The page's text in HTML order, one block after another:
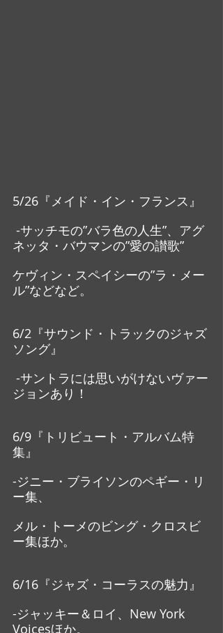
5/26『メイド・イン・フランス』
ネッタ・バウマンの”愛の讃歌”
ケヴィン・スペイシーの”ラ・メー
ル”などなど。
6/2『サウンド・トラックのジャズ
ソング』
ジョンあり！
6/9『トリビュート・アルバム特
集』
-ジニー・ブライソンのペギー・リ
ー集、
メル・トーメのビング・クロスビ
ー集ほか。
6/16『ジャズ・コーラスの魅力』
-ジャッキー＆ロイ、New York
Voicesほか。